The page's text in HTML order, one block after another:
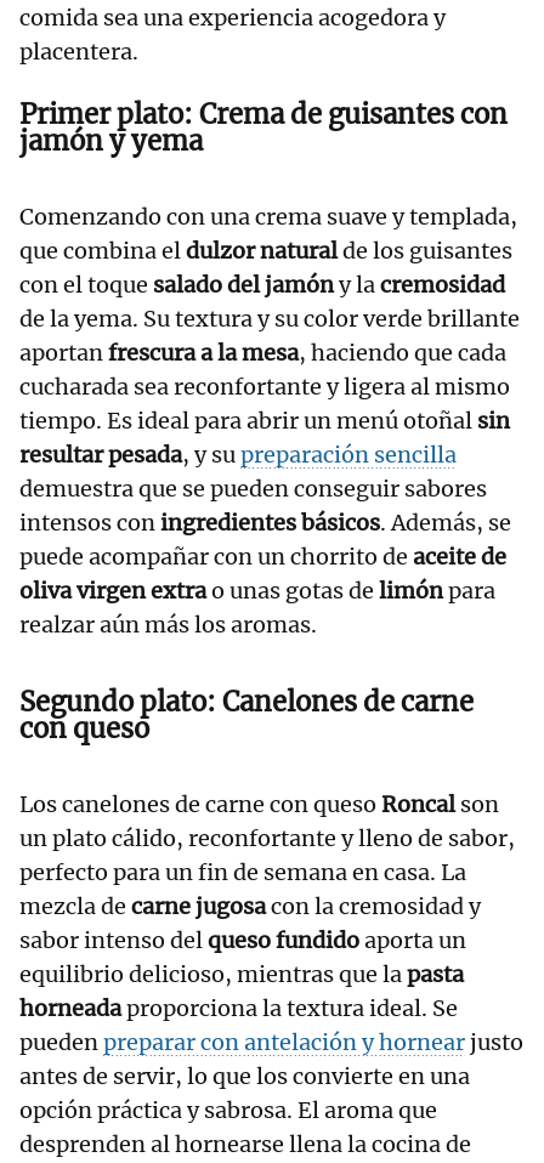
comida sea una experiencia acogedora y
placentera.
Primer plato: Crema de guisantes con
jamón y yema
Comenzando con una crema suave y templada,
que combina eldulzor naturalde los guisantes
con el toque salado del jamóny lacremosidad
de la yema. Su textura y su color verde brillante
aportanfrescura a la mesa, haciendo que cada
cucharada sea reconfortante y ligera al mismo
tiempo. Es ideal para abrir un menú otoñal sin
resultar pesada, y supreparación sencilla
demuestra que se pueden conseguir sabores
intensos coningredientes básicos. Además, se
puede acompañar con un chorrito de aceite de
oliva virgen extrao unas gotas de limónpara
realzar aún más los aromas.
Segundo plato: Canelones de carne
con queso
Los canelones de carne con queso Roncalson
un plato cálido, reconfortante y lleno de sabor,
perfecto para un fin de semana en casa. La
mezcla de carne jugosacon la cremosidad y
sabor intenso delqueso fundidoaporta un
equilibrio delicioso, mientras que lapasta
horneadaproporciona la textura ideal. Se
puedenpreparar con antelación y hornearjusto
antes de servir, lo que los convierte en una
opción práctica y sabrosa. El aroma que
desprenden al hornearse llena la cocina de